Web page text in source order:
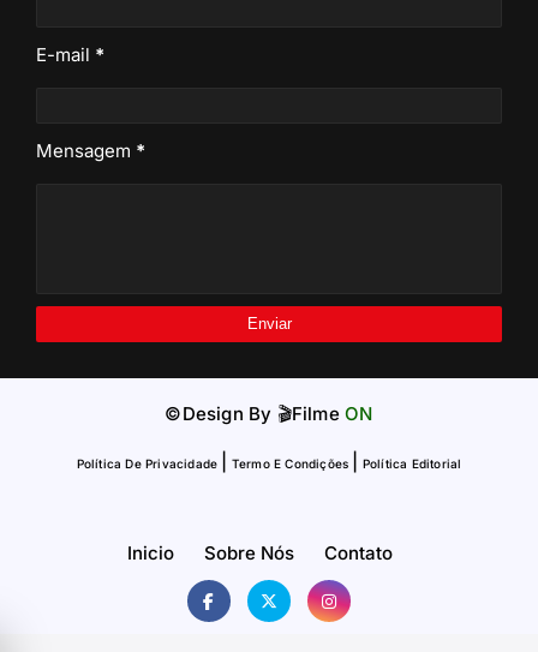
E-mail *
Mensagem *
©Design By 🎬Filme ON
Política De Privacidade Termo E Condições Política Editorial
Inicio Sobre Nós Contato